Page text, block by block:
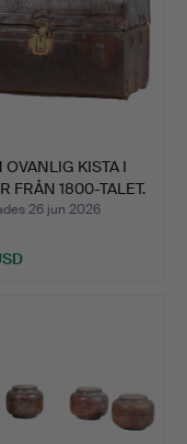
OVANLIG KISTA I
FRÅN 1800-TALET.
26 jun 2026